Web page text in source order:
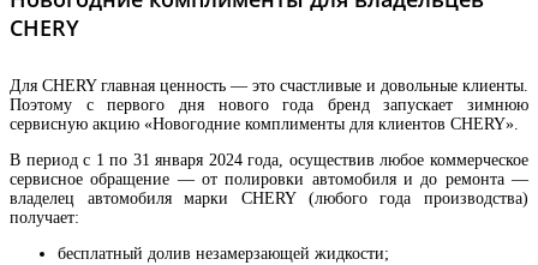
CHERY
Для CHERY главная ценность — это счастливые и довольные клиенты.
Поэтому с первого дня нового года бренд запускает зимнюю
сервисную акцию «Новогодние комплименты для клиентов CHERY».
В период с 1 по 31 января 2024 года, осуществив любое коммерческое
сервисное обращение — от полировки автомобиля и до ремонта —
владелец автомобиля марки CHERY (любого года производства)
получает:
бесплатный долив незамерзающей жидкости;